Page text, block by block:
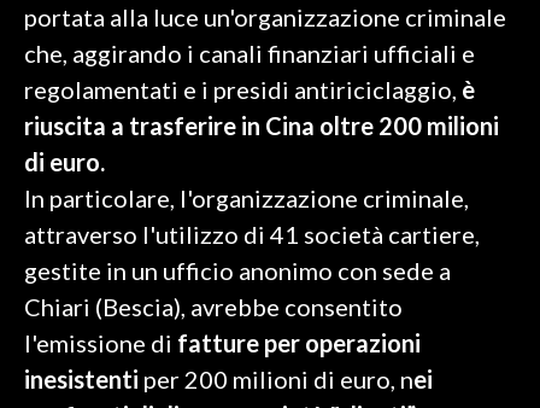
INSULARITÀ
INFO AZIENDE
ABBONATI
ANNUNCI
NECROLOGI
PUBBLICITÀ
SPIAGGE
STORE
portata alla luce un'organizzazione criminale
che, aggirando i canali finanziari ufficiali e
regolamentati e i presidi antiriciclaggio, è
riuscita a trasferire in Cina oltre 200 milioni
di euro.
In particolare, l'organizzazione criminale,
attraverso l'utilizzo di 41 società cartiere,
gestite in un ufficio anonimo con sede a
Chiari (Bescia), avrebbe consentito
l'emissione di fatture per operazioni
inesistenti per 200 milioni di euro, nei